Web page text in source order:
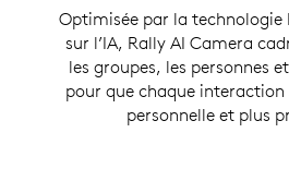
Optimisée par la technologie
sur l’IA, Rally AI Camera
les groupes, les personnes
pour que chaque
personnelle et plus